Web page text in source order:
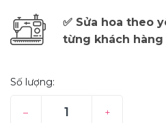
✅ Sửa hoa theo
từng khách hàng
Số lượng:
– +